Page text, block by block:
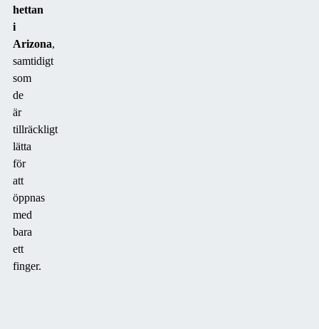
hettan
i
Arizona,
samtidigt
som
de
är
tillräckligt
lätta
för
att
öppnas
med
bara
ett
finger.